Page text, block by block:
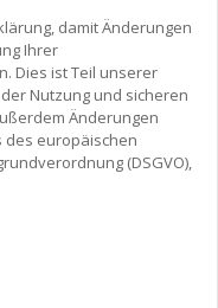
damit Änderungen
Ihrer
Dies ist Teil unserer
Nutzung und sicheren
Änderungen
des europäischen
(DSGVO),